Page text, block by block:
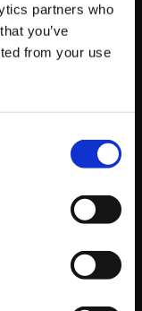
partners who
you’ve
from your use
ーハンターワ
サウンドトラ